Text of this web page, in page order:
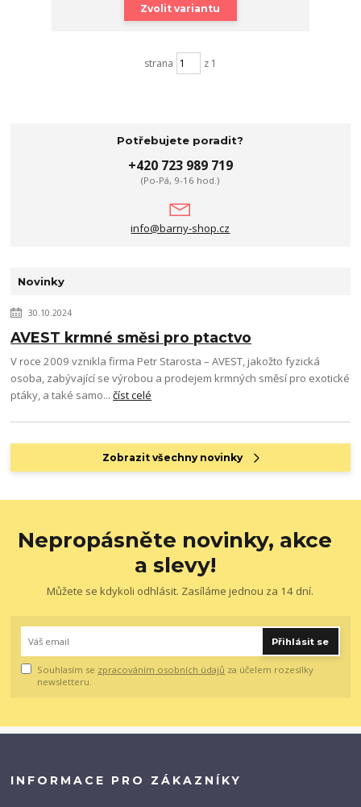
Zvolit variantu
strana z 1
Potřebujete poradit?
+420 723 989 719
(Po-Pá, 9-16 hod.)
info@barny-shop.cz
Novinky
30.10.2024
AVEST krmné směsi pro ptactvo
V roce 2009 vznikla firma Petr Starosta – AVEST, jakožto fyzická
osoba, zabývající se výrobou a prodejem krmných směsí pro exotické
ptáky, a také samo...číst celé
Zobrazit všechny novinky
Nepropásněte novinky, akce
a slevy!
Můžete se kdykoli odhlásit. Zasíláme jednou za 14 dní.
Přihlásit se
Souhlasím se zpracováním osobních údajů za účelem rozesílky
newsletteru.
INFORMACE PRO ZÁKAZNÍKY